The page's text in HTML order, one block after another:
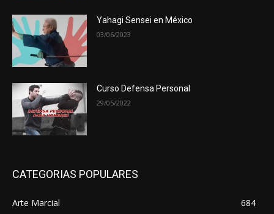
Yahagi Sensei en México
03/06/2023
Curso Defensa Personal
29/05/2022
CATEGORIAS POPULARES
Arte Marcial
684